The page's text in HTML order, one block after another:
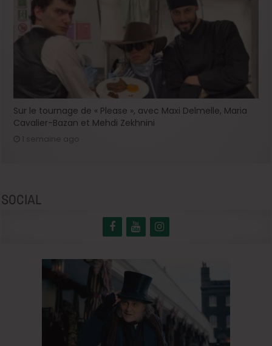
Sur le tournage de « Please », avec Maxi Delmelle, Maria
Cavalier-Bazan et Mehdi Zekhnini
SOCIAL